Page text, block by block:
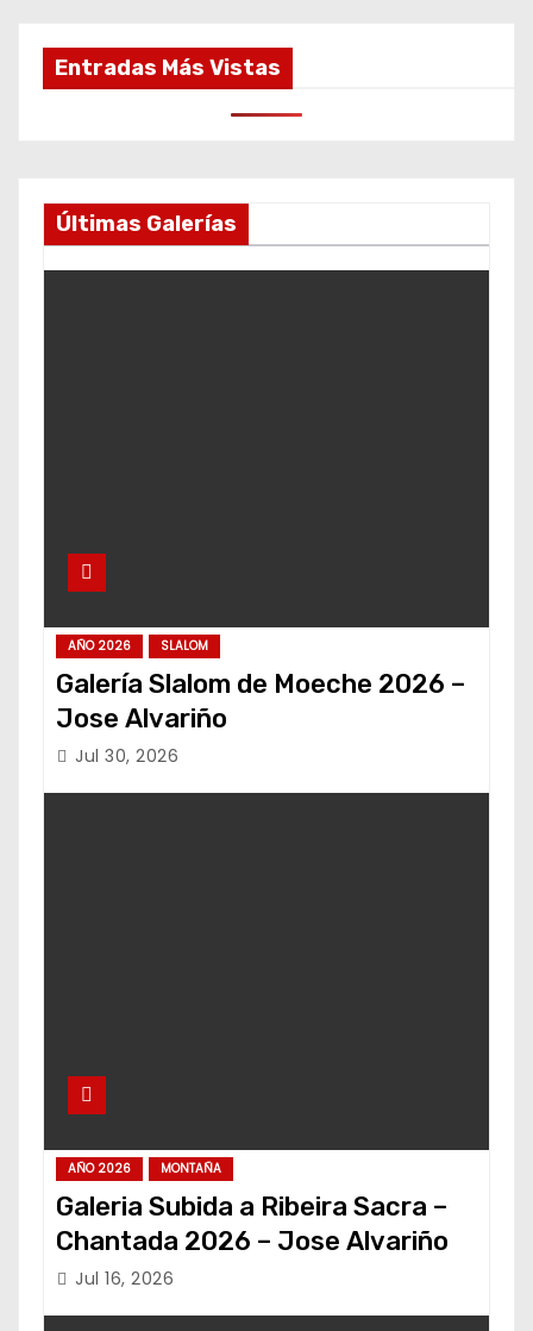
Entradas Más Vistas
Últimas Galerías
AÑO 2026 SLALOM
Galería Slalom de Moeche 2026 –
Jose Alvariño
Jul 30, 2026
AÑO 2026 MONTAÑA
Galeria Subida a Ribeira Sacra –
Chantada 2026 – Jose Alvariño
Jul 16, 2026